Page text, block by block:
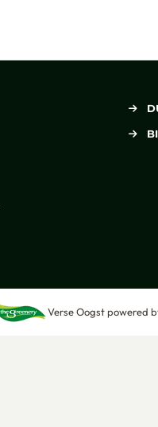
Verse Oogstpowered